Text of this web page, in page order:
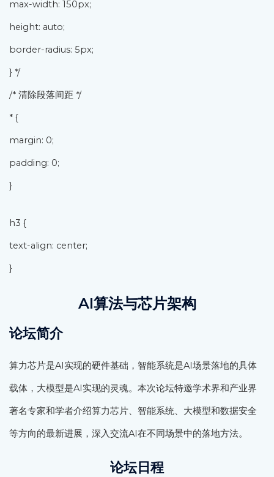
max-width: 150px;
height: auto;
border-radius: 5px;
} */
/* 清除段落间距 */
* {
margin: 0;
padding: 0;
}
h3 {
text-align: center;
}
AI算法与芯片架构
论坛简介
算力芯片是AI实现的硬件基础，智能系统是AI场景落地的具体
载体，大模型是AI实现的灵魂。本次论坛特邀学术界和产业界
著名专家和学者介绍算力芯片、智能系统、大模型和数据安全
等方向的最新进展，深入交流AI在不同场景中的落地方法。
论坛日程